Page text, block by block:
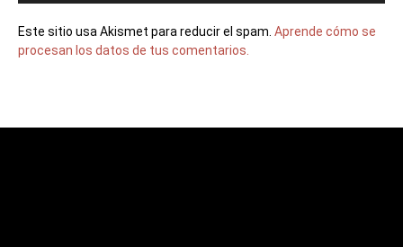
Este sitio usa Akismet para reducir el spam. Aprende cómo se
procesan los datos de tus comentarios.